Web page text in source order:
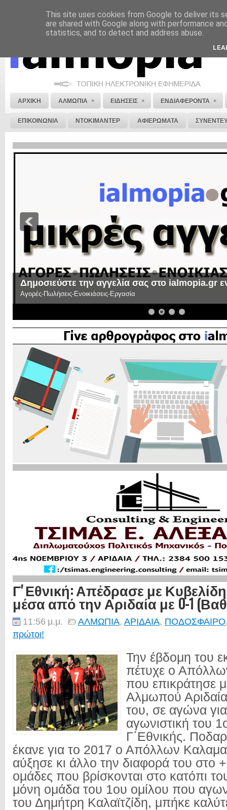
ΝΟΜΙΚΗ ΣΗΜΕΙΩΣΗ ΔΙΑΦΗΜΙΣΗ ΕΠΙΚΟΙΝΩΝΙΑ ΣΤΕΙΛΕ ΜΑΣ
ΑΡΧΙΚΗ ΑΛΜΩΠΙΑ » ΕΙΔΗΣΕΙΣ » ΕΝΔΙΑΦΕΡΟΝΤΑ »
ΕΠΙΚΟΙΝΩΝΙΑ ΝΤΟΚΙΜΑΝΤΕΡ ΑΦΙΕΡΩΜΑΤΑ
Δημοσιεύστε την αγγελία σας στο ialmopia.gr
Αγορές-Πωλήσεις-Ενοικιάσεις-Εργασία
Γ' Εθνική: Απέδρασε με
μέσα από την Αριδαία με 0-1
11:56 μ.μ. ΑΛΜΩΠΙΑ, ΑΡΙΔΑΙΑ, ΠΟΔΟΣΦΑΙΡΟ
πρώτοι!
Την έβδομη του
πέτυχε ο
που επικράτησε
Αλμωπού
του, σε αγώνα
αγωνιστική του
Γ΄Εθνικής.
έκανε για το 2017 ο Απόλλων
αύξησε κι άλλο την διαφορά του στο
ομάδες που βρίσκονται στο κατόπι
μόνη ομάδα του 1ου ομίλου που
του Δημήτρη Καλαϊτζίδη, μπήκε
This site uses cookies from Google to deliver its
are shared with Google along with performance
statistics, and to detect and address abuse.